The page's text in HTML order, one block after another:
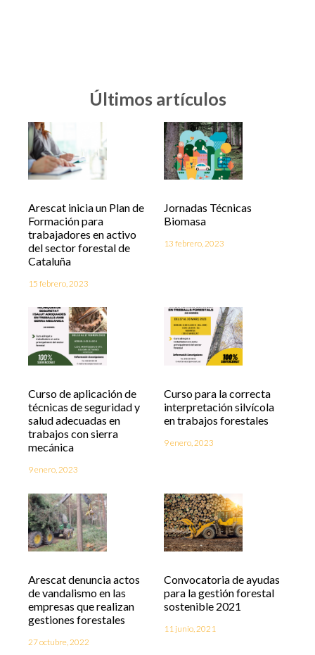
Últimos artículos
Arescat inicia un Plan de
Formación para
trabajadores en activo
del sector forestal de
Cataluña
15 febrero, 2023
Jornadas Técnicas
Biomasa
13 febrero, 2023
Curso de aplicación de
técnicas de seguridad y
salud adecuadas en
trabajos con sierra
mecánica
9 enero, 2023
Curso para la correcta
interpretación silvícola
en trabajos forestales
9 enero, 2023
Arescat denuncia actos
de vandalismo en las
empresas que realizan
gestiones forestales
27 octubre, 2022
Convocatoria de ayudas
para la gestión forestal
sostenible 2021
11 junio, 2021